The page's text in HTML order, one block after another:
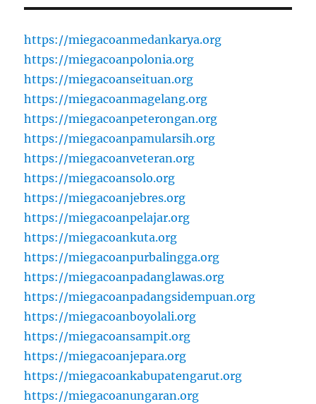
https://miegacoanmedankarya.org
https://miegacoanpolonia.org
https://miegacoanseituan.org
https://miegacoanmagelang.org
https://miegacoanpeterongan.org
https://miegacoanpamularsih.org
https://miegacoanveteran.org
https://miegacoansolo.org
https://miegacoanjebres.org
https://miegacoanpelajar.org
https://miegacoankuta.org
https://miegacoanpurbalingga.org
https://miegacoanpadanglawas.org
https://miegacoanpadangsidempuan.org
https://miegacoanboyolali.org
https://miegacoansampit.org
https://miegacoanjepara.org
https://miegacoankabupatengarut.org
https://miegacoanungaran.org